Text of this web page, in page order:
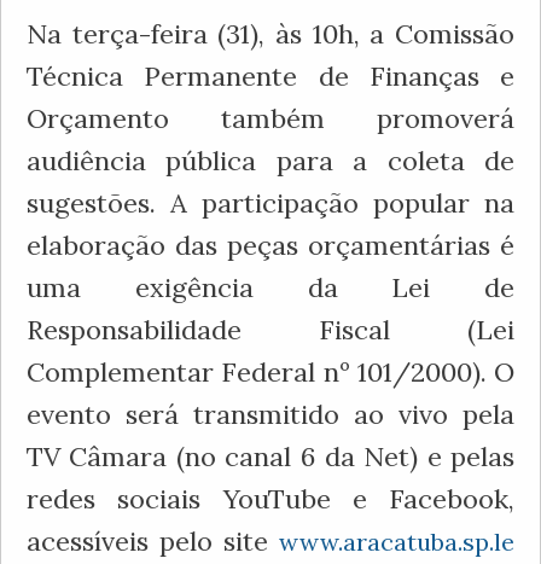
Na terça-feira (31), às 10h, a Comissão
Técnica Permanente de Finanças e
Orçamento também promoverá
audiência pública para a coleta de
sugestões. A participação popular na
elaboração das peças orçamentárias é
uma exigência da Lei de
Responsabilidade Fiscal (Lei
Complementar Federal nº 101/2000). O
evento será transmitido ao vivo pela
TV Câmara (no canal 6 da Net) e pelas
redes sociais YouTube e Facebook,
acessíveis pelo sitewww.aracatuba.sp.le